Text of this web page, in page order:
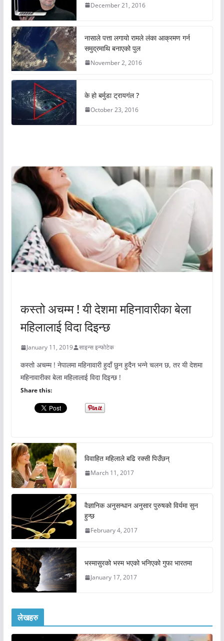
December 21, 2016
नासाले पत्ता लगायो रामले लंका आक्रमण गर्न
समुद्रमाथि बनाएको पुल
November 2, 2016
के हो बर्मुडा ट्रायगंल ?
October 23, 2016
कस्तो अचम्म ! यी देशमा महिनावारीका बेला
महिलालाई विदा दिइन्छ
January 11, 2019 साइन्स इन्फोटेक
कस्तो अचम्म ! नेपालमा महिनावारी हुदाँ छुन हुदैन भन्ने चलन छ, तर यी देशमा
महिनावारीका बेला महिलालाई विदा दिइन्छ !
Share this:
विवाहित महिलाले बढि रक्सी पिउँछन्
March 11, 2017
वैज्ञानिक अनुसन्धान अनुसार पुरुषको विर्यमा सुन
हुन्छ
February 4, 2017
भस्मासुरको भस्म भएको भनिएको गुफा भारतमा
January 17, 2017
लेखहरु